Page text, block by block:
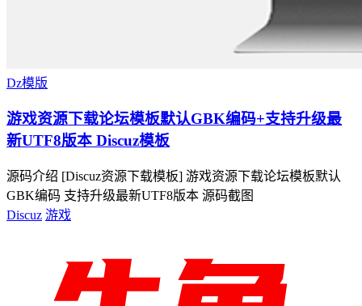
Dz模版
游戏资源下载论坛模板默认GBK编码+支持升级最
新UTF8版本 Discuz模板
源码介绍 [Discuz资源下载模板] 游戏资源下载论坛模板默认
GBK编码 支持升级最新UTF8版本 源码截图
Discuz 游戏